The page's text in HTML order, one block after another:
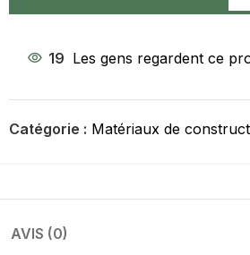
19 Les gens regardent ce
Catégorie : Matériaux de
AVIS (0)